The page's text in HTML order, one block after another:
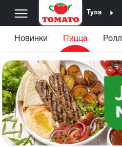
Тула
Новинки Пицца